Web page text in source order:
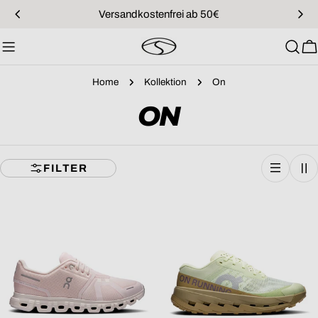
Zum
springen
Versandkostenfrei ab 50€
Home Kollektion On
S
U
ON
FILTER